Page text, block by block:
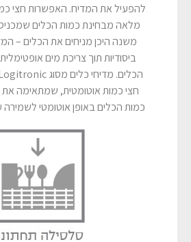
להפעיל את המדיח. האפשרות חצי
מלאה מבחינת כמות הכלים
משנה היכן מניחים את הכלים –
ביסודיות תוך צריכת מים
חצי כמות אוטומטית, שמתאימה את
כמות הכלים באופן אוטומטי